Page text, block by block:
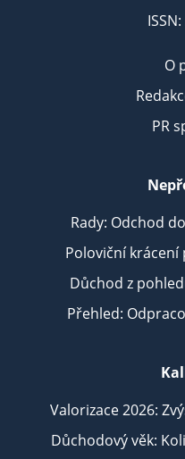
O
PR
Rady: Odchod
Poloviční
Důchod z
Přehled:
Valorizace 2026:
Důchodový věk: